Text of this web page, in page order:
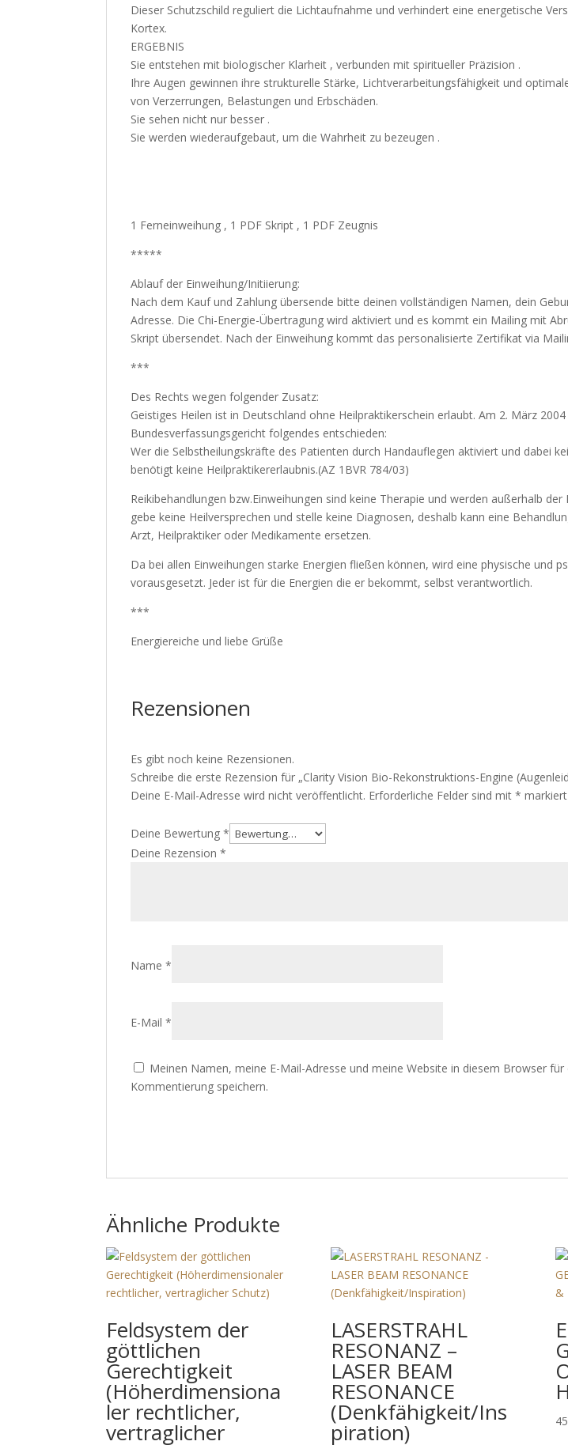
Dieser Schutzschild reguliert die Lichtaufnahme und verhindert eine energetische
Kortex.
ERGEBNIS
Sie entstehen mit biologischer Klarheit , verbunden mit spiritueller Präzision .
Ihre Augen gewinnen ihre strukturelle Stärke, Lichtverarbeitungsfähigkeit und
von Verzerrungen, Belastungen und Erbschäden.
Sie sehen nicht nur besser .
Sie werden wiederaufgebaut, um die Wahrheit zu bezeugen .
1 Ferneinweihung , 1 PDF Skript , 1 PDF Zeugnis
*****
Ablauf der Einweihung/Initiierung:
Nach dem Kauf und Zahlung übersende bitte deinen vollständigen Namen, dein
Adresse. Die Chi-Energie-Übertragung wird aktiviert und es kommt ein Mailing mit
Skript übersendet. Nach der Einweihung kommt das personalisierte Zertifikat via
***
Des Rechts wegen folgender Zusatz:
Geistiges Heilen ist in Deutschland ohne Heilpraktikerschein erlaubt. Am 2. März
Bundesverfassungsgericht folgendes entschieden:
Wer die Selbstheilungskräfte des Patienten durch Handauflegen aktiviert und dabei
benötigt keine Heilpraktikererlaubnis.(AZ 1BVR 784/03)
Reikibehandlungen bzw.Einweihungen sind keine Therapie und werden außerhalb der
gebe keine Heilversprechen und stelle keine Diagnosen, deshalb kann eine
Arzt, Heilpraktiker oder Medikamente ersetzen.
Da bei allen Einweihungen starke Energien fließen können, wird eine physische und
vorausgesetzt. Jeder ist für die Energien die er bekommt, selbst verantwortlich.
***
Energiereiche und liebe Grüße
Rezensionen
Es gibt noch keine Rezensionen.
Schreibe die erste Rezension für „Clarity Vision Bio-Rekonstruktions-Engine
Deine E-Mail-Adresse wird nicht veröffentlicht. Erforderliche Felder sind mit* markiert
Deine Bewertung*
Deine Rezension*
Name*
E-Mail*
Meinen Namen, meine E-Mail-Adresse und meine Website in diesem Browser für
Kommentierung speichern.
Ähnliche Produkte
Feldsystem der
göttlichen
Gerechtigkeit
(Höherdimensiona
ler rechtlicher,
vertraglicher
LASERSTRAHL
RESONANZ –
LASER BEAM
RESONANCE
(Denkfähigkeit/Ins
piration)